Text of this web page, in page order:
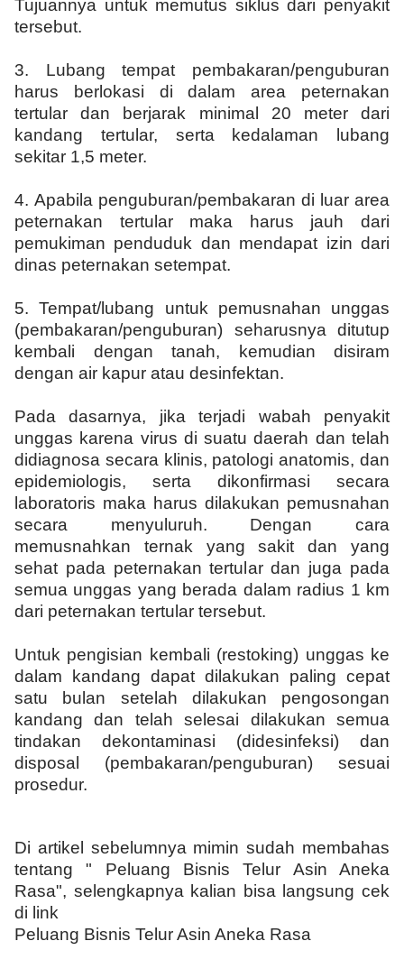
Tujuannya untuk memutus siklus dari penyakit
tersebut.
3. Lubang tempat pembakaran/penguburan
harus berlokasi di dalam area peternakan
tertular dan berjarak minimal 20 meter dari
kandang tertular, serta kedalaman lubang
sekitar 1,5 meter.
4. Apabila penguburan/pembakaran di luar area
peternakan tertular maka harus jauh dari
pemukiman penduduk dan mendapat izin dari
dinas peternakan setempat.
5.Tempat/lubang untuk pemusnahan unggas
(pembakaran/penguburan) seharusnya ditutup
kembali dengan tanah, kemudian disiram
dengan air kapur atau desinfektan.
Pada dasarnya, jika terjadi wabah penyakit
unggas karena virus di suatu daerah dan telah
didiagnosa secara klinis, patologi anatomis, dan
epidemiologis, serta dikonfirmasi secara
laboratoris maka harus dilakukan pemusnahan
secara menyuluruh. Dengan cara
memusnahkan ternak yang sakit dan yang
sehat pada peternakan tertular dan juga pada
semua unggas yang berada dalam radius 1 km
dari peternakan tertular tersebut.
Untuk pengisian kembali (restoking) unggas ke
dalam kandang dapat dilakukan paling cepat
satu bulan setelah dilakukan pengosongan
kandang dan telah selesai dilakukan semua
tindakan dekontaminasi (didesinfeksi) dan
disposal (pembakaran/penguburan) sesuai
prosedur.
Di artikel sebelumnya mimin sudah membahas
tentang " Peluang Bisnis Telur Asin Aneka
Rasa", selengkapnya kalian bisa langsung cek
di link
Peluang Bisnis Telur Asin Aneka Rasa